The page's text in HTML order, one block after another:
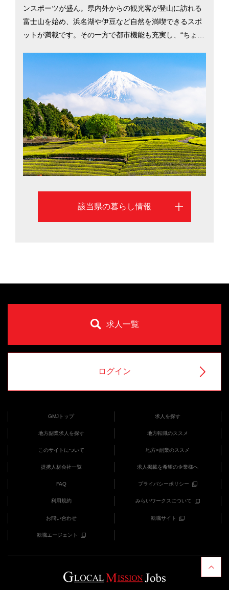
ンスポーツが盛ん。県内外からの観光客が登山に訪れる
富士山を始め、浜名湖や伊豆など自然を満喫できるスポ
ットが満載です。その一方で都市機能も充実し、“ちょう
年には静岡市の、親目線に立った子育て支援が高い評価
を受け、「共働き 子育てしやすい街（地方都市編）」で
1位に。静岡県の二大都市、静岡市と浜松市での暮らしを
考える際に役立つ、さまざまな移住情報を掲載していま
す。
該当県の暮らし情報
求人一覧
ログイン
GMJトップ 求人を探す
地方副業求人を探す 地方転職のススメ
このサイトについて 地方×副業のススメ
提携人材会社一覧 求人掲載を希望の企業様へ
FAQ プライバシーポリシー
利用規約 みらいワークスについて
お問い合わせ 転職サイト
転職エージェント